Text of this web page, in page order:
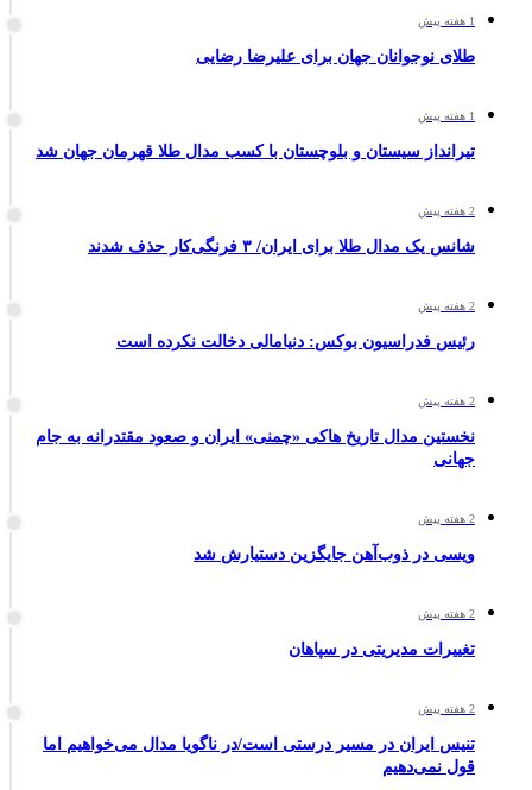
1 هفته پیش
طلای نوجوانان جهان برای علیرضا رضایی
1 هفته پیش
تیرانداز سیستان و بلوچستان با کسب مدال طلا قهرمان جهان شد
2 هفته پیش
شانس یک مدال طلا برای ایران/ ۳ فرنگی‌کار حذف شدند
2 هفته پیش
رئیس فدراسیون بوکس: دنیامالی دخالت نکرده است
2 هفته پیش
نخستین مدال تاریخ هاکی «چمنی» ایران و صعود مقتدرانه به جام
جهانی
2 هفته پیش
ویسی در ذوب‌آهن جایگزین دستیارش شد
2 هفته پیش
تغییرات مدیریتی در سپاهان
2 هفته پیش
تنیس ایران در مسیر درستی است/در ناگویا مدال می‌خواهیم اما
قول نمی‌دهیم